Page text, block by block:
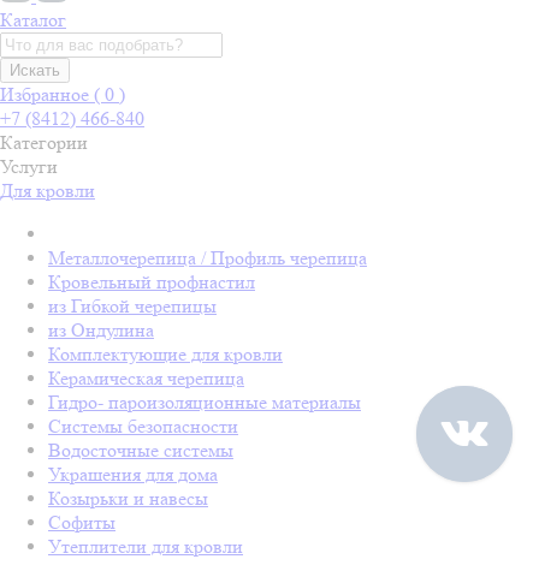
Каталог
Искать
Избранное ( 0 )
+7 (8412) 466-840
Категории
Услуги
Для кровли
Металлочерепица / Профиль черепица
Кровельный профнастил
из Гибкой черепицы
из Ондулина
Комплектующие для кровли
Керамическая черепица
Гидро- пароизоляционные материалы
Системы безопасности
Водосточные системы
Украшения для дома
Козырьки и навесы
Софиты
Утеплители для кровли